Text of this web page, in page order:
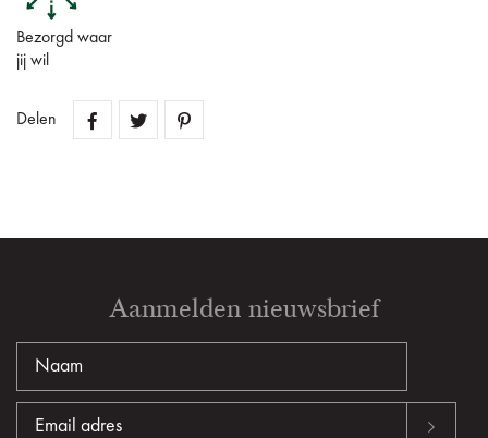
Bezorgd waar
jij wil
Delen
Aanmelden nieuwsbrief